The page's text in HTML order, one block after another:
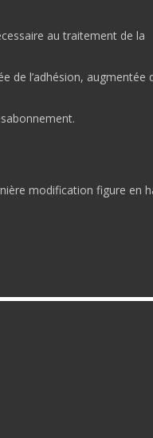
au traitement de la
de l’adhésion, augmentée
modification figure en